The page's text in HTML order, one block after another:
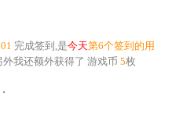
完成签到,是今天第6个签到的用
外我还额外获得了 游戏币 5枚
.